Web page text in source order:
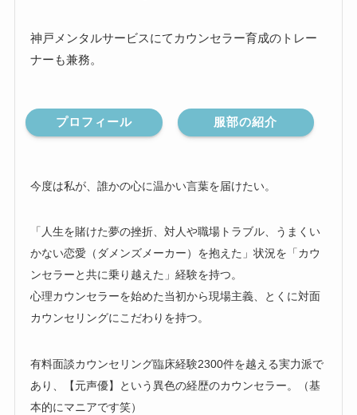
神戸メンタルサービスにてカウンセラー育成のトレー
ナーも兼務。
プロフィール 服部の紹介
今度は私が、誰かの心に温かい言葉を届けたい。
「人生を賭けた夢の挫折、対人や職場トラブル、うまくい
かない恋愛（ダメンズメーカー）を抱えた」状況を「カウ
ンセラーと共に乗り越えた」経験を持つ。
心理カウンセラーを始めた当初から現場主義、とくに対面
カウンセリングにこだわりを持つ。
有料面談カウンセリング臨床経験2300件を越える実力派で
あり、【元声優】という異色の経歴のカウンセラー。（基
本的にマニアです笑）